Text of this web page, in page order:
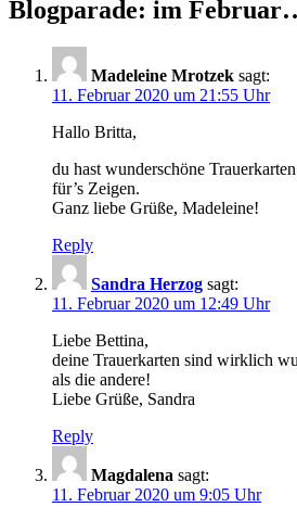
Blogparade: im
Madeleine Mrotzek sagt:
11. Februar 2020 um 21:55 Uhr
Hallo Britta,
du hast wunderschöne
für’s Zeigen.
Ganz liebe Grüße, Madeleine!
Reply
Sandra Herzog sagt:
11. Februar 2020 um 12:49 Uhr
Liebe Bettina,
deine Trauerkarten sind wirklich
als die andere!
Liebe Grüße, Sandra
Reply
Magdalena sagt:
11. Februar 2020 um 9:05 Uhr